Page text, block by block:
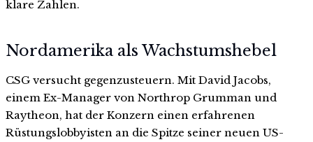
klare Zahlen.
Nordamerika als Wachstumshebel
CSG versucht gegenzusteuern. Mit David Jacobs,
einem Ex-Manager von Northrop Grumman und
Raytheon, hat der Konzern einen erfahrenen
Rüstungslobbyisten an die Spitze seiner neuen US-